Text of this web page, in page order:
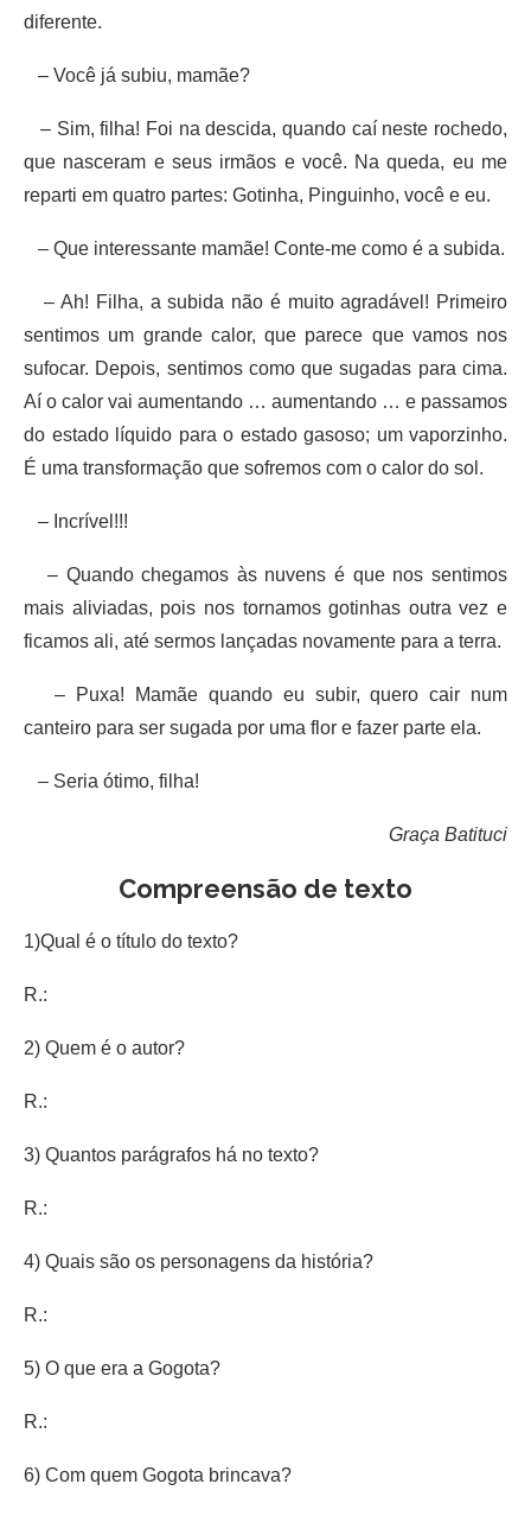
diferente.
– Você já subiu, mamãe?
– Sim, filha! Foi na descida, quando caí neste rochedo,
que nasceram e seus irmãos e você. Na queda, eu me
reparti em quatro partes: Gotinha, Pinguinho, você e eu.
– Que interessante mamãe! Conte-me como é a subida.
– Ah! Filha, a subida não é muito agradável! Primeiro
sentimos um grande calor, que parece que vamos nos
sufocar. Depois, sentimos como que sugadas para cima.
Aí o calor vai aumentando … aumentando … e passamos
do estado líquido para o estado gasoso; um vaporzinho.
É uma transformação que sofremos com o calor do sol.
– Incrível!!!
– Quando chegamos às nuvens é que nos sentimos
mais aliviadas, pois nos tornamos gotinhas outra vez e
ficamos ali, até sermos lançadas novamente para a terra.
– Puxa! Mamãe quando eu subir, quero cair num
canteiro para ser sugada por uma flor e fazer parte ela.
– Seria ótimo, filha!
Graça Batituci
Compreensão de texto
1)Qual é o título do texto?
R.:
2) Quem é o autor?
R.:
3) Quantos parágrafos há no texto?
R.:
4) Quais são os personagens da história?
R.:
5) O que era a Gogota?
R.:
6) Com quem Gogota brincava?